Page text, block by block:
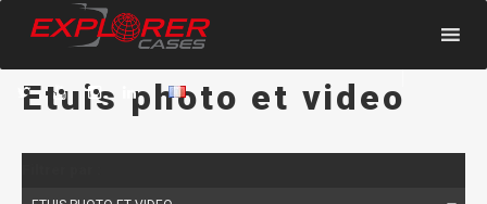
HOME PRODUITS ETUIS PHOTO ET VIDEO
Etuis photo et video